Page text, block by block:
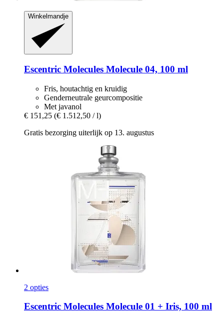
Winkelmandje
Escentric Molecules Molecule 04, 100 ml
Fris, houtachtig en kruidig
Genderneutrale geurcompositie
Met javanol
€ 151,25 (€ 1.512,50 / l)
Gratis bezorging uiterlijk op 13. augustus
2 opties
Escentric Molecules Molecule 01 + Iris, 100 ml